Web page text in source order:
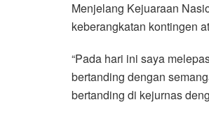
Menjelang Kejuaraan
keberangkatan kontingen
“Pada hari ini saya
bertanding dengan
bertanding di kejurnas